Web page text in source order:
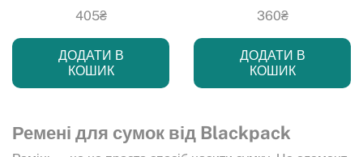
405₴
ДОДАТИ В
КОШИК
360₴
ДОДАТИ В
КОШИК
Ремені для сумок від Blackpack